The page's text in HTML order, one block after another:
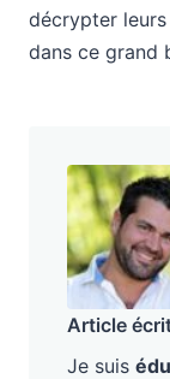
décrypter
dans ce grand
Article
Je suis